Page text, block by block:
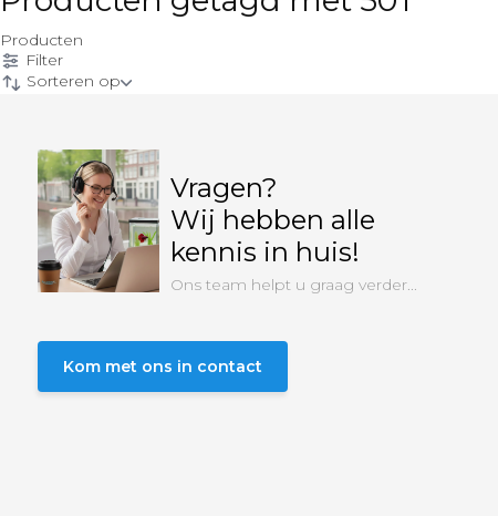
Producten
Filter
Sorteren op
Vragen?
Wij hebben alle
kennis in huis!
Ons team helpt u graag verder...
Kom met ons in contact